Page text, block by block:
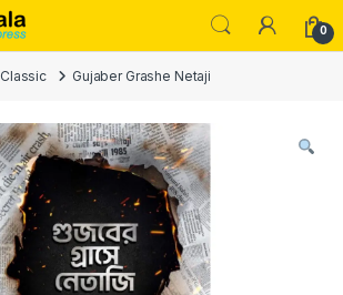
0
Classic Gujaber Grashe Netaji